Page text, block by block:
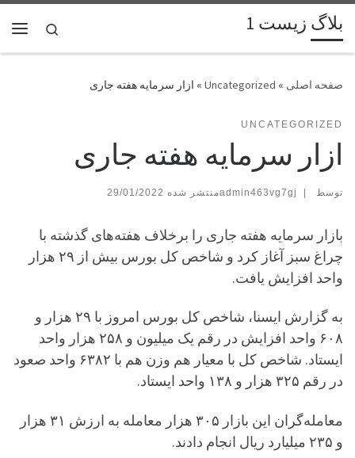
پرش به محتوا بلاگ زیست 1
Search
»
Uncategorized
» ازار سرمایه هفته جاری
UNCATEGORIZED
ازار سرمایه هفته جاری
توسط admin463vg7gj |
29/01/2022
بازار سرمایه هفته جاری را برخلاف هفته‌های گذشته با
چراغ سبز آغاز کرد و شاخص کل بورس بیش از ۲۹ هزار
واحد افزایش یافت.
به گزارش ایسنا، شاخص کل بورس امروز با ۲۹ هزار و
۶۰۸ واحد افزایش در رقم یک میلیون و ۲۵۸ هزار واحد
ایستاد. شاخص کل با معیار هم وزن هم با ۶۳۸۲ واحد صعود
در رقم ۳۲۵ هزار و ۱۳۸ واحد ایستاد.
معامله‌گران این بازار ۳۰۵ هزار معامله به ارزش ۳۱ هزار
و ۲۳۵ میلیارد ریال انجام دادند.